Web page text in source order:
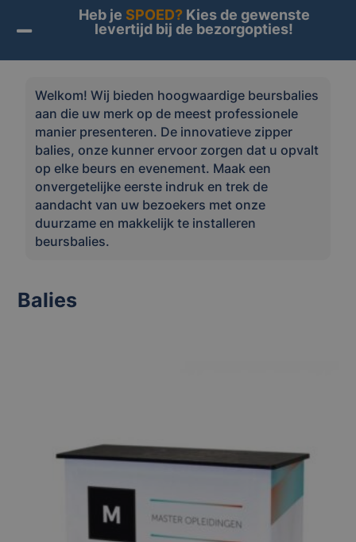
Home Producten/Beurs & evenement/ Balies
Welkom! Wij bieden hoogwaardige beursbalies
aan die uw merk op de meest professionele
manier presenteren. De innovatieve zipper
balies, onze kunner ervoor zorgen dat u opvalt
op elke beurs en evenement. Maak een
onvergetelijke eerste indruk en trek de
aandacht van uw bezoekers met onze
duurzame en makkelijk te installeren
beursbalies.
Balies
Heb je SPOED?Kies de gewenste
levertijd bij de bezorgopties!